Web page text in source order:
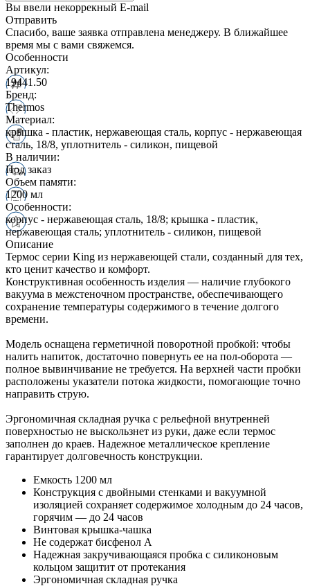
Вы ввели некоррекный E-mail
Отправить
Спасибо, ваше заявка отправлена менеджеру. В ближайшее
время мы с вами свяжемся.
Особенности
Артикул:
19441.50
Бренд:
Thermos
Материал:
крышка - пластик, нержавеющая сталь, корпус - нержавеющая
сталь, 18/8, уплотнитель - силикон, пищевой
В наличии:
Под заказ
Объем памяти:
1200 мл
Особенности:
корпус - нержавеющая сталь, 18/8; крышка - пластик,
нержавеющая сталь; уплотнитель - силикон, пищевой
Описание
Термос серии King из нержавеющей стали, созданный для тех,
кто ценит качество и комфорт.
Конструктивная особенность изделия — наличие глубокого
вакуума в межстеночном пространстве, обеспечивающего
сохранение температуры содержимого в течение долгого
времени.
Модель оснащена герметичной поворотной пробкой: чтобы
налить напиток, достаточно повернуть ее на пол‑оборота —
полное вывинчивание не требуется. На верхней части пробки
расположены указатели потока жидкости, помогающие точно
направить струю.
Эргономичная складная ручка с рельефной внутренней
поверхностью не выскользнет из руки, даже если термос
заполнен до краев. Надежное металлическое крепление
гарантирует долговечность конструкции.
Емкость 1200 мл
Конструкция с двойными стенками и вакуумной
изоляцией сохраняет содержимое холодным до 24 часов,
горячим — до 24 часов
Винтовая крышка-чашка
Не содержат бисфенол А
Надежная закручивающаяся пробка с силиконовым
кольцом защитит от протекания
Эргономичная складная ручка